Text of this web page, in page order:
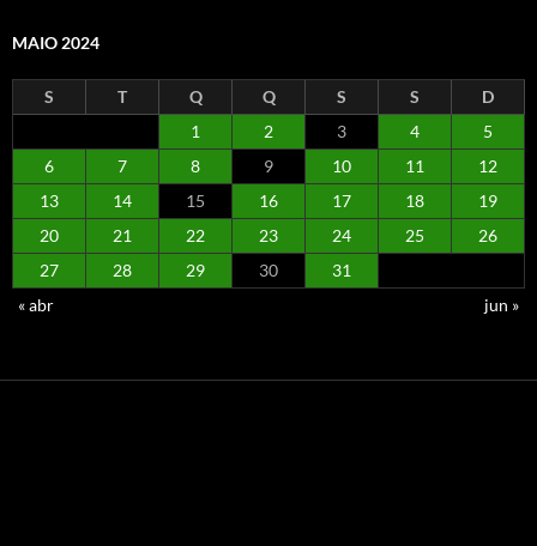
MAIO 2024
S T Q Q S S
D
1
2 3 4
5
6
7 8 9 10 11
12
13
14 15 16 17 18
19
20
21 22 23 24 25
26
27
28 29 30
31
« abr
jun »